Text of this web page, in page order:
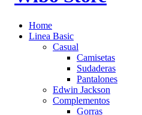
Home
Linea Basic
Casual
Camisetas
Sudaderas
Pantalones
Edwin Jackson
Complementos
Gorras